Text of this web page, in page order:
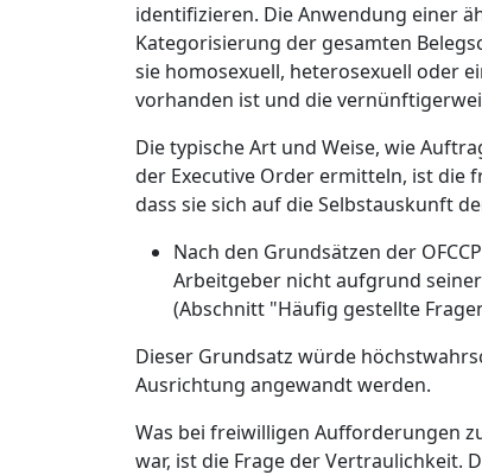
identifizieren. Die Anwendung einer
Kategorisierung der gesamten
sie homosexuell, heterosexuell oder
vorhanden ist und die
Die typische Art und Weise, wie
der Executive Order ermitteln, ist die
dass sie sich auf die Selbstauskunft
Nach den Grundsätzen der
Arbeitgeber nicht aufgrund
(Abschnitt "Häufig gestellte
Dieser Grundsatz würde
Ausrichtung angewandt werden.
Was bei freiwilligen Aufforderungen
war, ist die Frage der Vertraulichkeit.